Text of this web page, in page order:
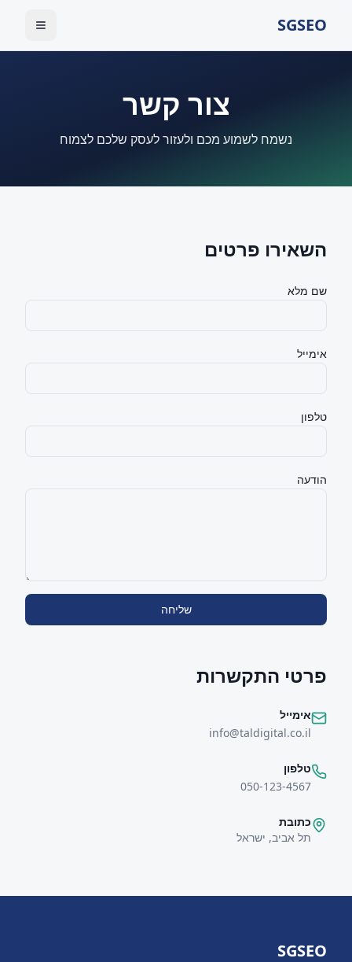
SGSEO
צור קשר
נשמח לשמוע מכם ולעזור לעסק שלכם לצמוח
השאירו פרטים
שם מלא
אימייל
טלפון
הודעה
שליחה
פרטי התקשרות
אימייל
info@taldigital.co.il
טלפון
050-123-4567
כתובת
תל אביב, ישראל
SGSEO